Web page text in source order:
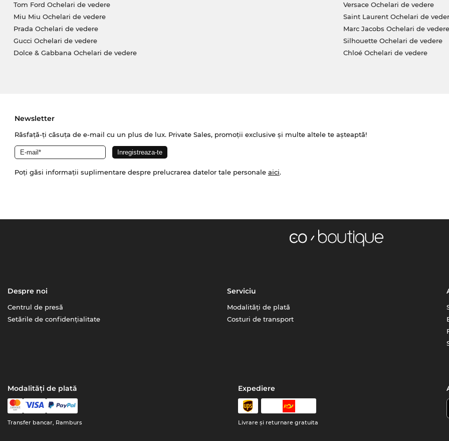
Tom Ford Ochelari de vedere
Miu Miu Ochelari de vedere
Prada Ochelari de vedere
Gucci Ochelari de vedere
Dolce & Gabbana Ochelari de vedere
Versace Ochelari de vedere
Saint Laurent Ochelari de
Marc Jacobs Ochelari de vedere
Silhouette Ochelari de vedere
Chloé Ochelari de vedere
Newsletter
Răsfață-ți căsuța de e-mail cu un plus de lux. Private Sales, promoții exclusive și multe altele te așteaptă!
Poți găsi informații suplimentare despre prelucrarea datelor tale personale aici.
Despre noi
Centrul de presă
Setările de confidențialitate
Serviciu
Modalități de plată
Costuri de transport
Modalități de plată
Transfer bancar, Ramburs
Expediere
Livrare şi returnare gratuita